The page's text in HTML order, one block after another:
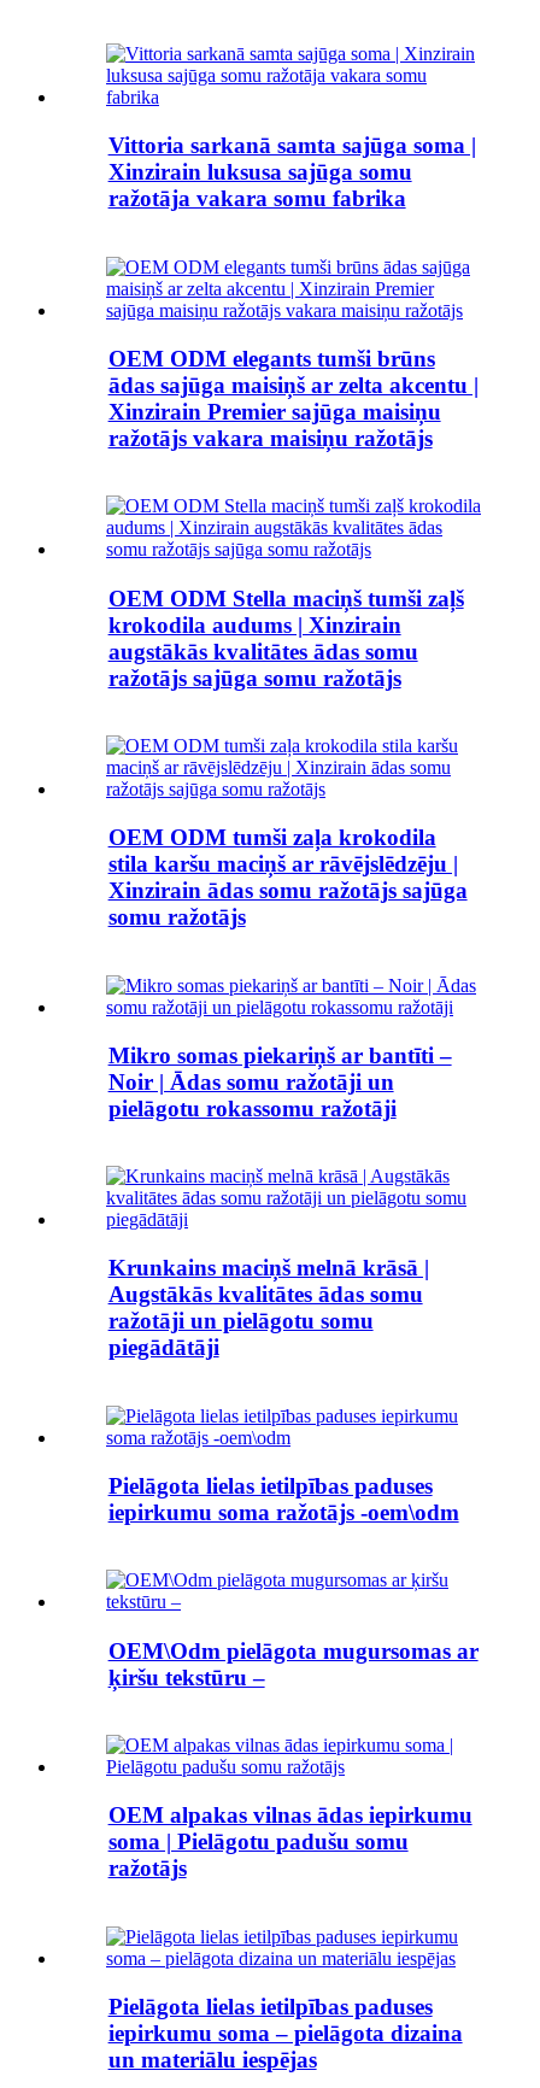
Vittoria sarkanā samta sajūga soma |
Xinzirain luksusa sajūga somu
ražotāja vakara somu fabrika
OEM ODM elegants tumši brūns
ādas sajūga maisiņš ar zelta akcentu |
Xinzirain Premier sajūga maisiņu
ražotājs vakara maisiņu ražotājs
OEM ODM Stella maciņš tumši zaļš
krokodila audums | Xinzirain
augstākās kvalitātes ādas somu
ražotājs sajūga somu ražotājs
OEM ODM tumši zaļa krokodila
stila karšu maciņš ar rāvējslēdzēju |
Xinzirain ādas somu ražotājs sajūga
somu ražotājs
Mikro somas piekariņš ar bantīti –
Noir | Ādas somu ražotāji un
pielāgotu rokassomu ražotāji
Krunkains maciņš melnā krāsā |
Augstākās kvalitātes ādas somu
ražotāji un pielāgotu somu
piegādātāji
Pielāgota lielas ietilpības paduses
iepirkumu soma ražotājs -oem\odm
OEM\Odm pielāgota mugursomas ar
ķiršu tekstūru –
OEM alpakas vilnas ādas iepirkumu
soma | Pielāgotu padušu somu
ražotājs
Pielāgota lielas ietilpības paduses
iepirkumu soma – pielāgota dizaina
un materiālu iespējas